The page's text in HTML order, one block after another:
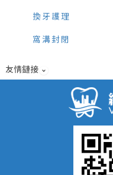
換牙護理
窩溝封閉
友情鏈接